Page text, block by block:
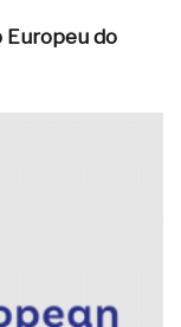
Europeu do